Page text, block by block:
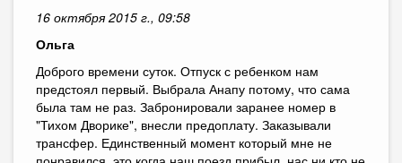
16 октября 2015 г., 09:58
Ольга
Доброго времени суток. Отпуск с ребенком нам
предстоял первый. Выбрала Анапу потому, что сама
была там не раз. Забронировали заранее номер в
"Тихом Дворике", внесли предоплату. Заказывали
трансфер. Единственный момент который мне не